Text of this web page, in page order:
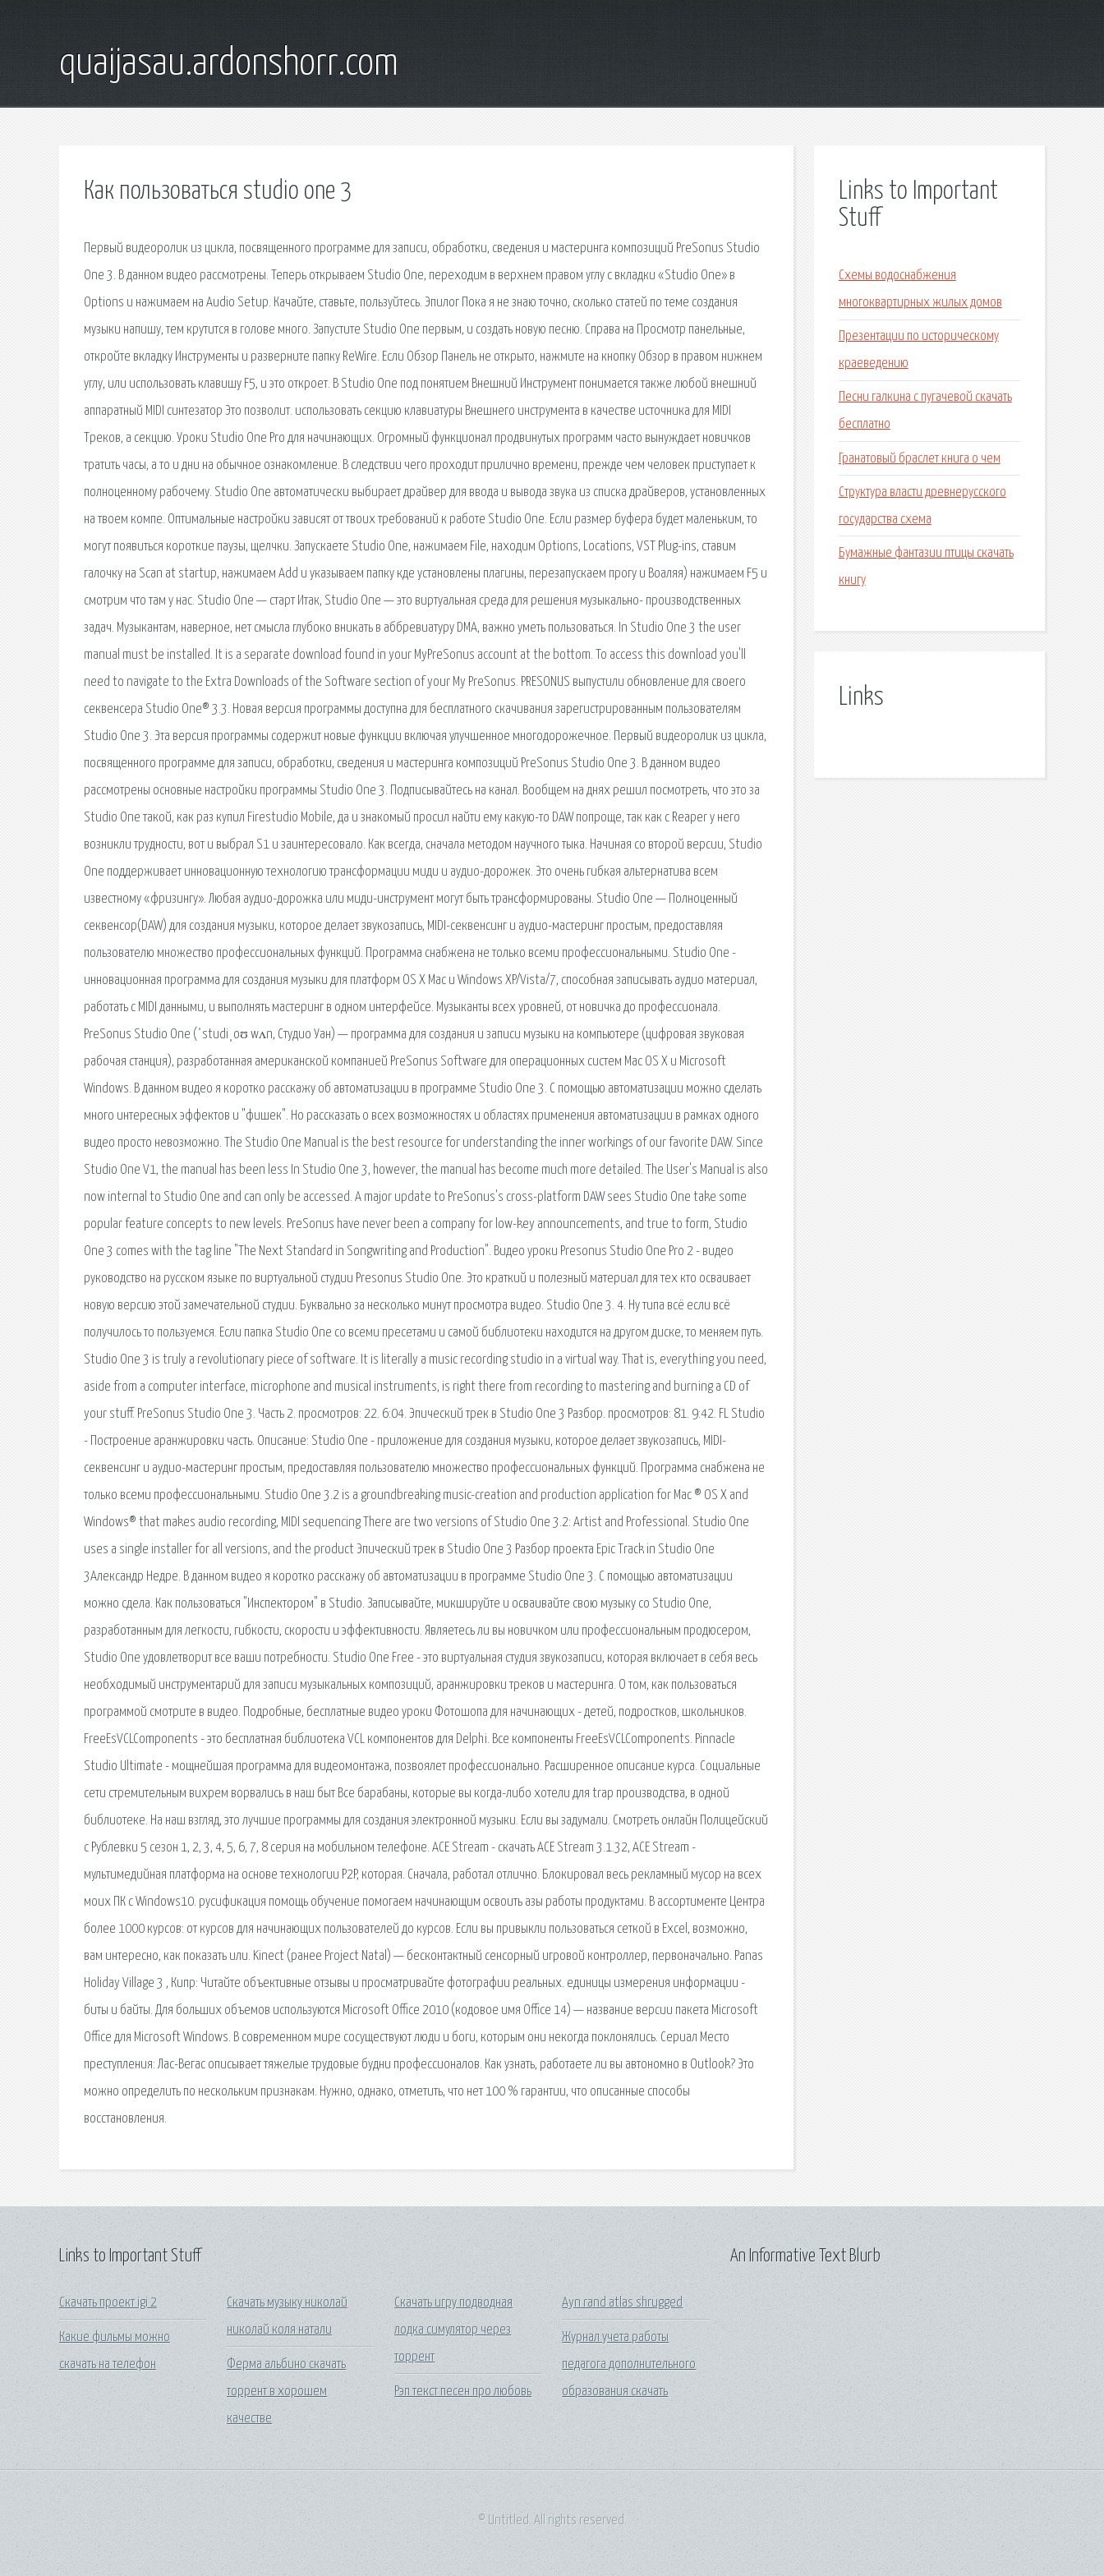
quaijasau.ardonshorr.com
Как пользоваться studio one 3
Первый видеоролик из цикла, посвященного программе для записи, обработки, сведения и мастеринга композиций PreSonus Studio
One 3. В данном видео рассмотрены. Теперь открываем Studio One, переходим в верхнем правом углу с вкладки «Studio One» в
Options и нажимаем на Audio Setup. Качайте, ставьте, пользуйтесь. Эпилог Пока я не знаю точно, сколько статей по теме создания
музыки напишу, тем крутится в голове много. Запустите Studio One первым, и создать новую песню. Справа на Просмотр панельные,
откройте вкладку Инструменты и разверните папку ReWire. Если Обзор Панель не открыто, нажмите на кнопку Обзор в правом нижнем
углу, или использовать клавишу F5, и это откроет. В Studio One под понятием Внешний Инструмент понимается также любой внешний
аппаратный MIDI синтезатор Это позволит. использовать секцию клавиатуры Внешнего инструмента в качестве источника для MIDI
Треков, а секцию. Уроки Studio One Pro для начинающих. Огромный функционал продвинутых программ часто вынуждает новичков
тратить часы, а то и дни на обычное ознакомление. В следствии чего проходит прилично времени, прежде чем человек приступает к
полноценному рабочему. Studio One автоматически выбирает драйвер для ввода и вывода звука из списка драйверов, установленных
на твоем компе. Оптимальные настройки зависят от твоих требований к работе Studio One. Если размер буфера будет маленьким, то
могут появиться короткие паузы, щелчки. Запускаете Studio One, нажимаем File, находим Options, Locations, VST Plug-ins, ставим
галочку на Scan at startup, нажимаем Add и указываем папку кде установлены плагины, перезапускаем прогу и Воаляя) нажимаем F5 и
смотрим что там у нас. Studio One — старт Итак, Studio One — это виртуальная среда для решения музыкально- производственных
задач. Музыкантам, наверное, нет смысла глубоко вникать в аббревиатуру DMA, важно уметь пользоваться. In Studio One 3 the user
manual must be installed. It is a separate download found in your MyPreSonus account at the bottom. To access this download you'll
need to navigate to the Extra Downloads of the Software section of your My PreSonus. PRESONUS выпустили обновление для своего
секвенсера Studio One® 3.3. Новая версия программы доступна для бесплатного скачивания зарегистрированным пользователям
Studio One 3. Эта версия программы содержит новые функции включая улучшенное многодорожечное. Первый видеоролик из цикла,
посвященного программе для записи, обработки, сведения и мастеринга композиций PreSonus Studio One 3. В данном видео
рассмотрены основные настройки программы Studio One 3. Подписывайтесь на канал. Вообщем на днях решил посмотреть, что это за
Studio One такой, как раз купил Firestudio Mobile, да и знакомый просил найти ему какую-то DAW попроще, так как с Reaper у него
возникли трудности, вот и выбрал S1 и заинтересовало. Как всегда, сначала методом научного тыка. Начиная со второй версии, Studio
One поддерживает инновационную технологию трансформации миди и аудио-дорожек. Это очень гибкая альтернатива всем
известному «фризингу». Любая аудио-дорожка или миди-инструмент могут быть трансформированы. Studio One — Полноценный
секвенсор(DAW) для создания музыки, которое делает звукозапись, MIDI-секвенсинг и аудио-мастеринг простым, предоставляя
пользователю множество профессиональных функций. Программа снабжена не только всеми профессиональными. Studio One -
инновационная программа для создания музыки для платформ OS X Mac и Windows XP/Vista/7, способная записывать аудио материал,
работать с MIDI данными, и выполнять мастеринг в одном интерфейсе. Музыканты всех уровней, от новичка до профессионала.
PreSonus Studio One (ˈstudiˌoʊ wʌn, Студио Уан) — программа для создания и записи музыки на компьютере (цифровая звуковая
рабочая станция), разработанная американской компанией PreSonus Software для операционных систем Mac OS X и Microsoft
Windows. В данном видео я коротко расскажу об автоматизации в программе Studio One 3. С помощью автоматизации можно сделать
много интересных эффектов и "фишек". Но рассказать о всех возможностях и областях применения автоматизации в рамках одного
видео просто невозможно. The Studio One Manual is the best resource for understanding the inner workings of our favorite DAW. Since
Studio One V1, the manual has been less In Studio One 3, however, the manual has become much more detailed. The User's Manual is also
now internal to Studio One and can only be accessed. A major update to PreSonus's cross-platform DAW sees Studio One take some
popular feature concepts to new levels. PreSonus have never been a company for low-key announcements, and true to form, Studio
One 3 comes with the tag line "The Next Standard in Songwriting and Production". Видео уроки Presonus Studio One Pro 2 - видео
руководство на русском языке по виртуальной студии Presonus Studio One. Это краткий и полезный материал для тех кто осваивает
новую версию этой замечательной студии. Буквально за несколько минут просмотра видео. Studio One 3. 4. Ну типа всё если всё
получилось то пользуемся. Если папка Studio One со всеми пресетами и самой библиотеки находится на другом диске, то меняем путь.
Studio One 3 is truly a revolutionary piece of software. It is literally a music recording studio in a virtual way. That is, everything you need,
aside from a computer interface, microphone and musical instruments, is right there from recording to mastering and burning a CD of
your stuff. PreSonus Studio One 3. Часть 2. просмотров: 22. 6:04. Эпический трек в Studio One 3 Разбор. просмотров: 81. 9:42. FL Studio
- Построение аранжировки часть. Описание: Studio One - приложение для создания музыки, которое делает звукозапись, MIDI-
секвенсинг и аудио-мастеринг простым, предоставляя пользователю множество профессиональных функций. Программа снабжена не
только всеми профессиональными. Studio One 3.2 is a groundbreaking music-creation and production application for Mac ® OS X and
Windows® that makes audio recording, MIDI sequencing There are two versions of Studio One 3.2: Artist and Professional. Studio One
uses a single installer for all versions, and the product Эпический трек в Studio One 3 Разбор проекта Epic Track in Studio One
3Александр Недре. В данном видео я коротко расскажу об автоматизации в программе Studio One 3. С помощью автоматизации
можно сдела. Как пользоваться "Инспектором" в Studio. Записывайте, микшируйте и осваивайте свою музыку со Studio One,
разработанным для легкости, гибкости, скорости и эффективности. Являетесь ли вы новичком или профессиональным продюсером,
Studio One удовлетворит все ваши потребности. Studio One Free - это виртуальная студия звукозаписи, которая включает в себя весь
необходимый инструментарий для записи музыкальных композиций, аранжировки треков и мастеринга. О том, как пользоваться
программой смотрите в видео. Подробные, бесплатные видео уроки Фотошопа для начинающих - детей, подростков, школьников.
FreeEsVCLComponents - это бесплатная библиотека VCL компонентов для Delphi. Все компоненты FreeEsVCLComponents. Pinnacle
Studio Ultimate - мощнейшая программа для видеомонтажа, позвоялет профессионально. Расширенное описание курса. Социальные
сети стремительным вихрем ворвались в наш быт Все барабаны, которые вы когда-либо хотели для trap производства, в одной
библиотеке. На наш взгляд, это лучшие программы для создания электронной музыки. Если вы задумали. Смотреть онлайн Полицейский
с Рублевки 5 сезон 1, 2, 3, 4, 5, 6, 7, 8 серия на мобильном телефоне. ACE Stream - скачать ACE Stream 3.1.32, ACE Stream -
мультимедийная платформа на основе технологии P2P, которая. Сначала, работал отлично. Блокировал весь рекламный мусор на всех
моих ПК с Windows10. русификация помощь обучение помогаем начинающим освоить азы работы продуктами. В ассортименте Центра
более 1000 курсов: от курсов для начинающих пользователей до курсов. Если вы привыкли пользоваться сеткой в Excel, возможно,
вам интересно, как показать или. Kinect (ранее Project Natal) — бесконтактный сенсорный игровой контроллер, первоначально. Panas
Holiday Village 3 , Кипр: Читайте объективные отзывы и просматривайте фотографии реальных. единицы измерения информации -
биты и байты. Для больших объемов используются Microsoft Office 2010 (кодовое имя Office 14) — название версии пакета Microsoft
Office для Microsoft Windows. В современном мире сосуществуют люди и боги, которым они некогда поклонялись. Сериал Место
преступления: Лас-Вегас описывает тяжелые трудовые будни профессионалов. Как узнать, работаете ли вы автономно в Outlook? Это
можно определить по нескольким признакам. Нужно, однако, отметить, что нет 100 % гарантии, что описанные способы
восстановления.
Links to Important
Stuff
Схемы водоснабжения
многоквартирных жилых домов
Презентации по историческому
краеведению
Песни галкина с пугачевой скачать
бесплатно
Гранатовый браслет книга о чем
Структура власти древнерусского
государства схема
Бумажные фантазии птицы скачать
книгу
Links
Links to Important Stuff
Скачать проект igi 2
Какие фильмы можно
скачать на телефон
Скачать музыку николай
николай коля натали
Ферма альбино скачать
торрент в хорошем
качестве
Скачать игру подводная
лодка симулятор через
торрент
Рэп текст песен про любовь
Ayn rand atlas shrugged
Журнал учета работы
педагога дополнительного
образования скачать
An Informative Text Blurb
© Untitled. All rights reserved.